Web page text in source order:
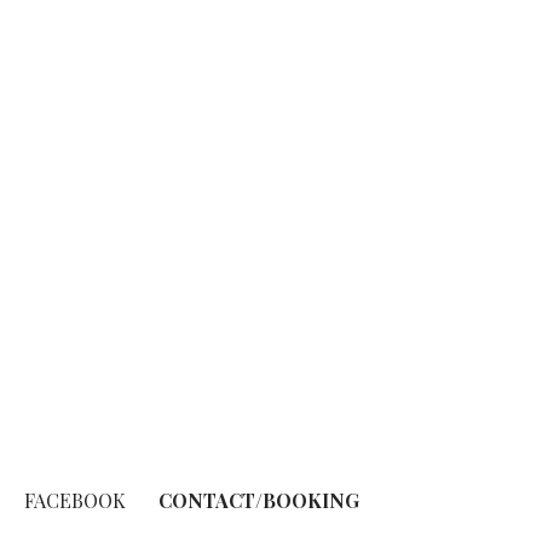
FACEBOOK CONTACT/BOOKING